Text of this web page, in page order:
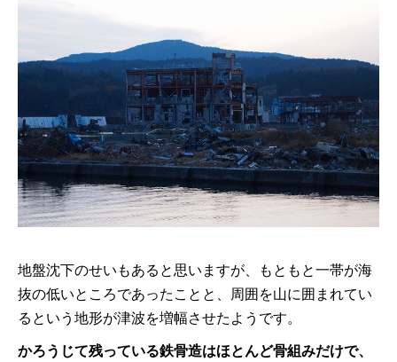
地盤沈下のせいもあると思いますが、もともと一帯が海
抜の低いところであったことと、周囲を山に囲まれてい
るという地形が津波を増幅させたようです。
かろうじて残っている鉄骨造はほとんど骨組みだけで、